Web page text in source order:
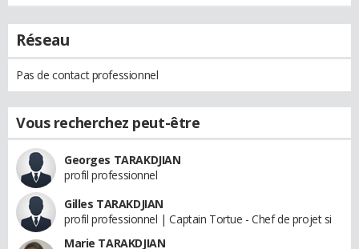
Réseau
Pas de contact professionnel
Vous recherchez peut-être
Georges TARAKDJIAN
profil professionnel
Gilles TARAKDJIAN
profil professionnel | Captain Tortue - Chef de projet si
Marie TARAKDJIAN